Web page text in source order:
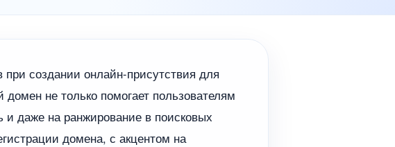
создании онлайн-присутствия для
не только помогает пользователям
и даже на ранжирование в поисковых
домена, с акцентом на